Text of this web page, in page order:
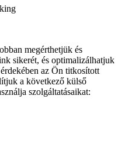
megérthetjük és
sikerét, és optimalizálhatjuk
az Ön titkosított
a következő külső
szolgáltatásaikat: